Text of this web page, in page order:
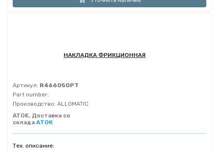
НАКЛАДКА ФРИКЦИОННАЯ
Артикул: R466050PT
Part number:
Производство: ALLOMATIC
ATOK, Доставка со
склада АТОК
Тех. описание: